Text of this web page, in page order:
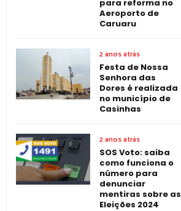
para reforma no
Aeroporto de
Caruaru
2 anos atrás
Festa de Nossa
Senhora das
Dores é realizada
no município de
Casinhas
2 anos atrás
SOS Voto: saiba
como funciona o
número para
denunciar
mentiras sobre as
Eleições 2024